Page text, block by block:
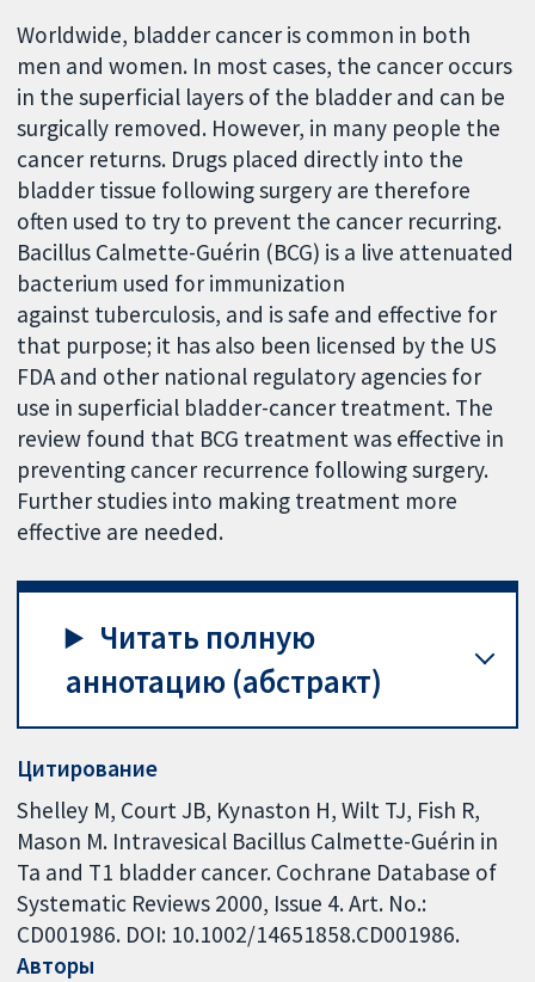
Worldwide, bladder cancer is common in both
men and women. In most cases, the cancer occurs
in the superficial layers of the bladder and can be
surgically removed. However, in many people the
cancer returns. Drugs placed directly into the
bladder tissue following surgery are therefore
often used to try to prevent the cancer recurring.
Bacillus Calmette-Guérin (BCG) is a live attenuated
bacterium used for immunization
against tuberculosis, and is safe and effective for
that purpose; it has also been licensed by the US
FDA and other national regulatory agencies for
use in superficial bladder-cancer treatment. The
review found that BCG treatment was effective in
preventing cancer recurrence following surgery.
Further studies into making treatment more
effective are needed.
Читать полную
аннотацию (абстракт)
Цитирование
Shelley M, Court JB, Kynaston H, Wilt TJ, Fish R,
Mason M. Intravesical Bacillus Calmette-Guérin in
Ta and T1 bladder cancer. Cochrane Database of
Systematic Reviews 2000, Issue 4. Art. No.:
CD001986. DOI: 10.1002/14651858.CD001986.
Авторы